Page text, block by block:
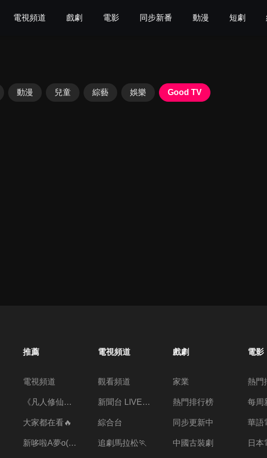
電視頻道 戲劇 電影 同步新番 動漫 短劇
動漫 兒童 綜藝 娛樂 Good TV
推薦
電視頻道
《凡人修仙傳》第五季全新開播✨
大家都在看🔥
新哆啦A夢o((ﾐﾟｴﾟﾐ))o
電視頻道
觀看頻道
新聞台 LIVE 直播
綜合台
追劇馬拉松🏃
戲劇
家業
熱門排行榜
同步更新中
中國古裝劇
電影
熱門
每周
華語
日本